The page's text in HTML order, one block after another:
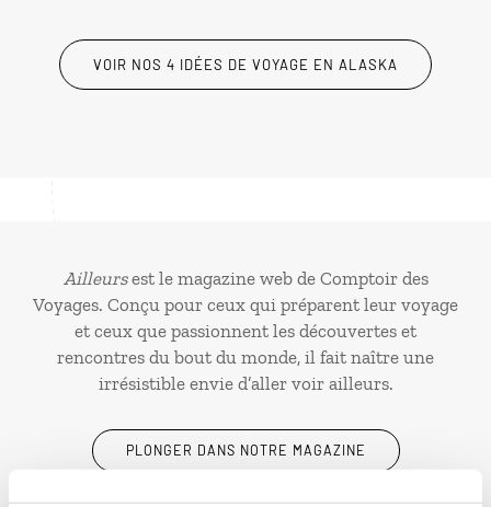
VOIR NOS 4 IDÉES DE VOYAGE EN ALASKA
Ailleursest le magazine web de Comptoir des
Voyages. Conçu pour ceux qui préparent leur voyage
et ceux que passionnent les découvertes et
rencontres du bout du monde, il fait naître une
irrésistible envie d’aller voir ailleurs.
PLONGER DANS NOTRE MAGAZINE